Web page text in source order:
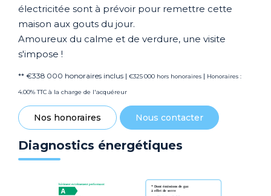
électricitée sont à prévoir pour remettre cette
maison aux gouts du jour.
Amoureux du calme et de verdure, une visite
s'impose !
** €338 000 honoraires inclus | €325 000 hors honoraires | Honoraires :
4.00% TTC à la charge de l'acquéreur
Nos honoraires Nous contacter
Diagnostics énergétiques